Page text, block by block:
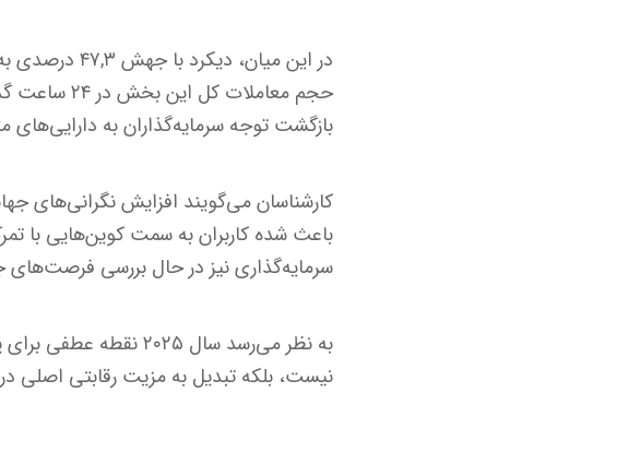
بازگشت توجه سرمایه‌گذاران به
باعث شده کاربران به سمت کوین‌هایی با
سرمایه‌گذاری نیز در حال بررسی
به نظر می‌رسد سال
نیست، بلکه تبدیل به مزیت رقابتی اصلی